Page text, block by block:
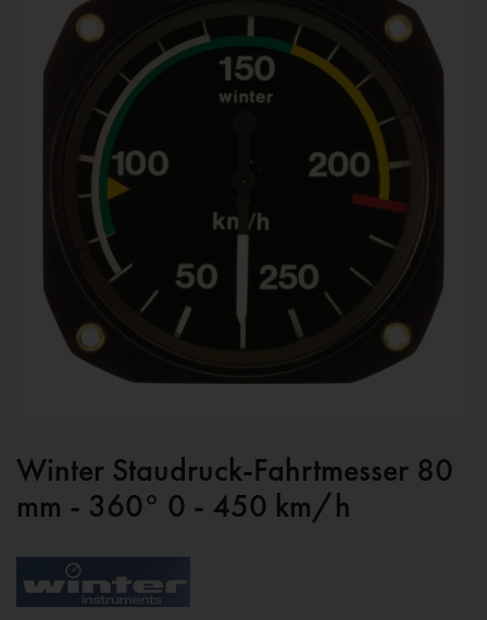
Winter Staudruck-Fahrtmesser 80
mm - 360° 0 - 450 km/h